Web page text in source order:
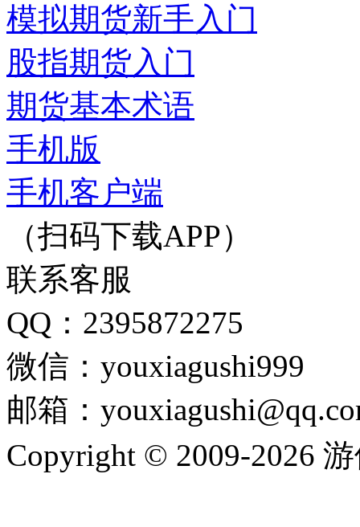
模拟期货新手入门
股指期货入门
期货基本术语
手机版
手机客户端
（扫码下载APP）
联系客服
QQ：2395872275
微信：youxiagushi999
邮箱：
Copyright © 2009-2026